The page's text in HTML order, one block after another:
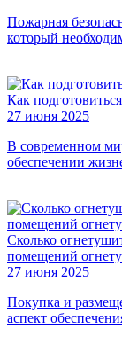
Пожарная
который
Как
27 июня 2025
В современном
обеспечении
Сколько
помещений
27 июня 2025
Покупка и
аспект